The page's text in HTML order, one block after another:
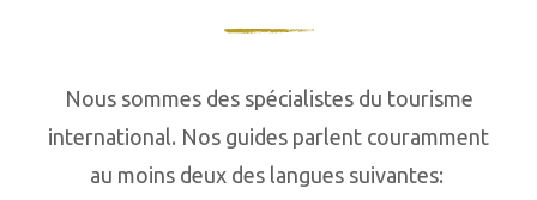
Nous sommes des spécialistes du tourisme
international. Nos guides parlent couramment
au moins deux des langues suivantes: